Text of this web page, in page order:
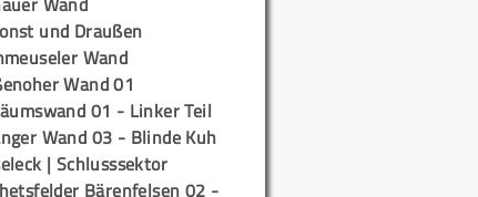
und Draußen
Wand
Wand 01
01 - Linker Teil
Wand 03 - Blinde Kuh
| Schlusssektor
Bärenfelsen 02 -